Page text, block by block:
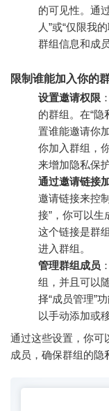
的可见性。通
人”或“仅限我
群组信息和成
限制谁能加入你的
设置邀请权限
的群组。在“隐
置谁能邀请你
你加入群组，
来增加隐私保
通过邀请链接
邀请链接来控
接”，你可以生
这个链接是群
进入群组。
管理群组成员
组，并且可以
择“成员管理”
以手动添加或
通过这些设置，你可
成员，确保群组的隐